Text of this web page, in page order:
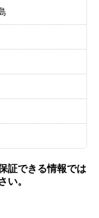
証できる情報では
い。